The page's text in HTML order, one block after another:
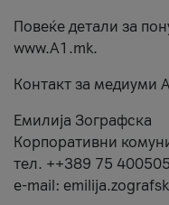
Повеќе детали за
www.А1.mk.
Контакт за медиуми
Емилија Зографска
Корпоративни
тел. ++389 75 400505
e-mail: